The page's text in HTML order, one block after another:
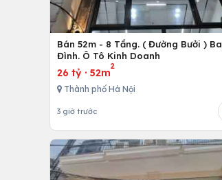
Bán 52m - 8 Tầng. ( Đường Bưởi ) Ba
Đình. Ô Tô Kinh Doanh
26 tỷ · 52m
2
Thành phố Hà Nội
3 giờ trước